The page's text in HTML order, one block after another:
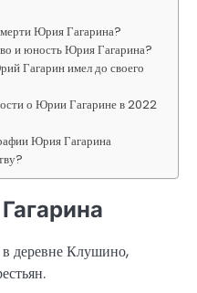
Юрия Гагарина?
и юность Юрия Гагарина?
Гагарин имел до своего
о Юрии Гагарине в 2022
Юрия Гагарина
деревне Клушино,